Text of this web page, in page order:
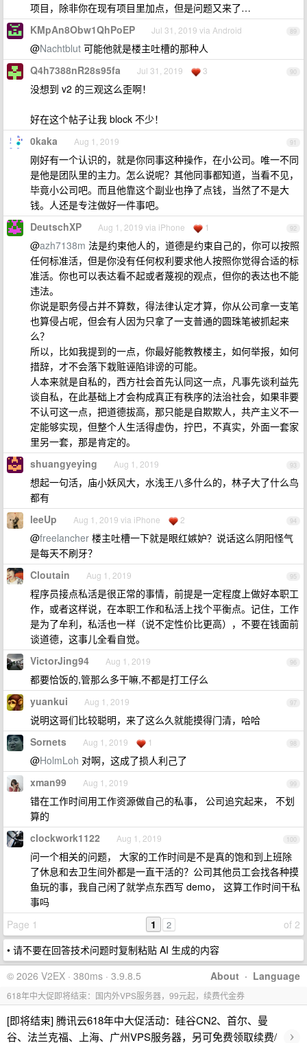
项目，除非你在现有项目里加点，但是问题又来了…
89
KMpAn8Obw1QhPoEP Jul 31, 2019 via Android
@Nachtblut 可能他就是楼主吐槽的那种人
90
Q4h7388nR28s95fa Jul 31, 2019 3
没想到 v2 的三观这么歪啊！
好在这个帖子让我 block 不少！
91
0kaka Aug 1, 2019
刚好有一个认识的，就是你同事这种操作，在小公司。唯一不同
是他是团队里的主力。怎么说呢？其他同事都知道，当看不见，
毕竟小公司吧。而且他靠这个副业也挣了点钱，当然了不是大
钱。人还是专注做好一件事吧。
92
DeutschXP Aug 1, 2019 via iPhone 1
@azh7138m 法是约束他人的，道德是约束自己的，你可以按照
任何标准活，但是你没有任何权利要求他人按照你觉得合适的标
准活。你也可以表达看不起或者蔑视的观点，但你的表达也不能
违法。
你说是职务侵占并不算数，得法律认定才算，你从公司拿一支笔
也算侵占呢，但会有人因为只拿了一支普通的圆珠笔被抓起来
么？
所以，比如我提到的一点，你最好能教教楼主，如何举报，如何
措辞，才不会落下栽赃诬陷诽谤的可能。
人本来就是自私的，西方社会首先认同这一点，凡事先谈利益先
谈自私，在此基础上才会构成真正有秩序的法治社会，如果非要
不认可这一点，把道德拔高，那只能是自欺欺人，共产主义不一
定能够实现，但整个人生活得虚伪，拧巴，不真实，外面一套家
里另一套，那是肯定的。
93
shuangyeying Aug 1, 2019
想起一句活，庙小妖风大，水浅王八多什么的，林子大了什么鸟
都有
94
leeUp Aug 1, 2019 via iPhone 2
@freelancher 楼主吐槽一下就是眼红嫉妒？说话这么阴阳怪气
是每天不刷牙？
95
Cloutain Aug 1, 2019
程序员接点私活是很正常的事情，前提是一定程度上做好本职工
作，或者这样说，在本职工作和私活上找个平衡点。记住，工作
是为了牟利，私活也一样（说不定性价比更高），不要在钱面前
谈道德，这事儿全看自觉。
96
VictorJing94 Aug 1, 2019
都要恰饭的,管那么多干嘛,不都是打工仔么
97
yuankui Aug 1, 2019
说明这哥们比较聪明，来了这么久就能摸得门清，哈哈
98
Sornets Aug 1, 2019 1
@HolmLoh 对啊，这成了损人利己了
99
xman99 Aug 1, 2019
错在工作时间用工作资源做自己的私事， 公司追究起来， 不划
算的
100
clockwork1122 Aug 1, 2019
问一个相关的问题， 大家的工作时间是不是真的饱和到上班除
了休息和去卫生间外都是一直干活的？公司其他员工会找各种摸
鱼玩的事，我自己闲了就学点东西写 demo， 这算工作时间干私
事吗
Page 1
of 2
1 2
• 请不要在回答技术问题时复制粘贴 AI 生成的内容
About · Language
© 2026 V2EX · 380ms · 3.9.8.5
618年中大促即将结束：国内外VPS服务器，99元起，续费代金券
[即将结束] 腾讯云618年中大促活动：硅谷CN2、首尔、曼
谷、法兰克福、上海、广州VPS服务器，另可免费领取续费/
›